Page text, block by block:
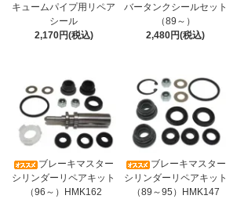
キュームパイプ用リペア
シール
2,170円(税込)
バータンクシールセット
（89～）
2,480円(税込)
ブレーキマスター
シリンダーリペアキット
（96～）HMK162
ブレーキマスター
シリンダーリペアキット
（89～95）HMK147